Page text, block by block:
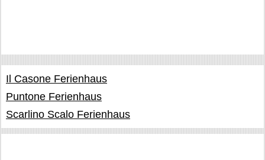
Il Casone Ferienhaus
Puntone Ferienhaus
Scarlino Scalo Ferienhaus